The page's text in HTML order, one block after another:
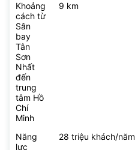
Khoảng
cách từ
Sân
bay
Tân
Sơn
Nhất
đến
trung
tâm Hồ
Chí
Minh
9 km
Năng
lực
28 triệu khách/năm